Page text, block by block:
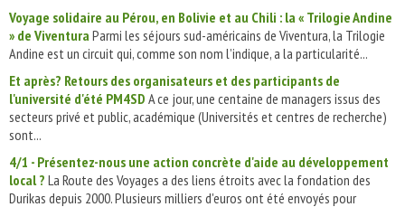
Voyage solidaire au Pérou, en Bolivie et au Chili : la « Trilogie Andine
» de Viventura Parmi les séjours sud-américains de Viventura, la Trilogie
Andine est un circuit qui, comme son nom l’indique, a la particularité...
Et après? Retours des organisateurs et des participants de
l'université d'été PM4SD A ce jour, une centaine de managers issus des
secteurs privé et public, académique (Universités et centres de recherche)
sont...
4/1 - Présentez-nous une action concrète d'aide au développement
local ? La Route des Voyages a des liens étroits avec la fondation des
Durikas depuis 2000. Plusieurs milliers d'euros ont été envoyés pour